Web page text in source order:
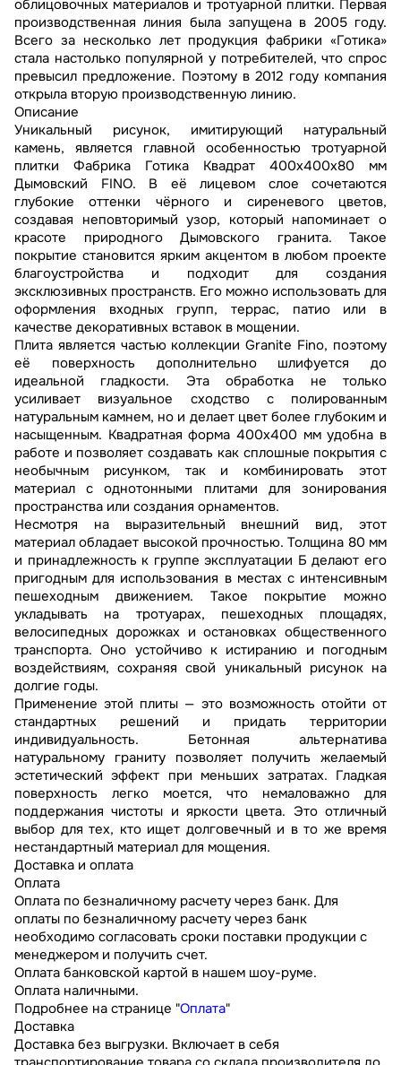
облицовочных материалов и тротуарной плитки. Первая
производственная линия была запущена в 2005 году.
Всего за несколько лет продукция фабрики «Готика»
стала настолько популярной у потребителей, что спрос
превысил предложение. Поэтому в 2012 году компания
открыла вторую производственную линию.
Описание
Уникальный рисунок, имитирующий натуральный
камень, является главной особенностью тротуарной
плитки Фабрика Готика Квадрат 400х400х80 мм
Дымовский FINO. В её лицевом слое сочетаются
глубокие оттенки чёрного и сиреневого цветов,
создавая неповторимый узор, который напоминает о
красоте природного Дымовского гранита. Такое
покрытие становится ярким акцентом в любом проекте
благоустройства и подходит для создания
эксклюзивных пространств. Его можно использовать для
оформления входных групп, террас, патио или в
качестве декоративных вставок в мощении.
Плита является частью коллекции Granite Fino, поэтому
её поверхность дополнительно шлифуется до
идеальной гладкости. Эта обработка не только
усиливает визуальное сходство с полированным
натуральным камнем, но и делает цвет более глубоким и
насыщенным. Квадратная форма 400х400 мм удобна в
работе и позволяет создавать как сплошные покрытия с
необычным рисунком, так и комбинировать этот
материал с однотонными плитами для зонирования
пространства или создания орнаментов.
Несмотря на выразительный внешний вид, этот
материал обладает высокой прочностью. Толщина 80 мм
и принадлежность к группе эксплуатации Б делают его
пригодным для использования в местах с интенсивным
пешеходным движением. Такое покрытие можно
укладывать на тротуарах, пешеходных площадях,
велосипедных дорожках и остановках общественного
транспорта. Оно устойчиво к истиранию и погодным
воздействиям, сохраняя свой уникальный рисунок на
долгие годы.
Применение этой плиты — это возможность отойти от
стандартных решений и придать территории
индивидуальность. Бетонная альтернатива
натуральному граниту позволяет получить желаемый
эстетический эффект при меньших затратах. Гладкая
поверхность легко моется, что немаловажно для
поддержания чистоты и яркости цвета. Это отличный
выбор для тех, кто ищет долговечный и в то же время
нестандартный материал для мощения.
Доставка и оплата
Оплата
Оплата по безналичному расчету через банк. Для
оплаты по безналичному расчету через банк
необходимо согласовать сроки поставки продукции с
менеджером и получить счет.
Оплата банковской картой в нашем шоу-руме.
Оплата наличными.
Подробнее на странице "Оплата"
Доставка
Доставка без выгрузки. Включает в себя